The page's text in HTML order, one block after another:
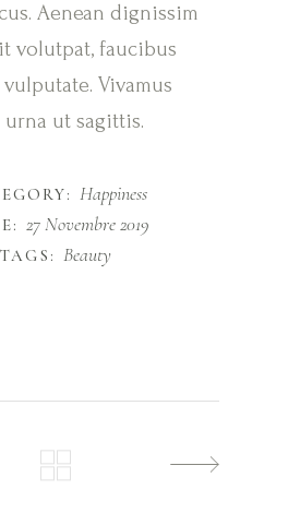
Aenean dignissim
volutpat, faucibus
Vivamus
ut sagittis.
Happiness
27 Novembre 2019
TAGS: Beauty